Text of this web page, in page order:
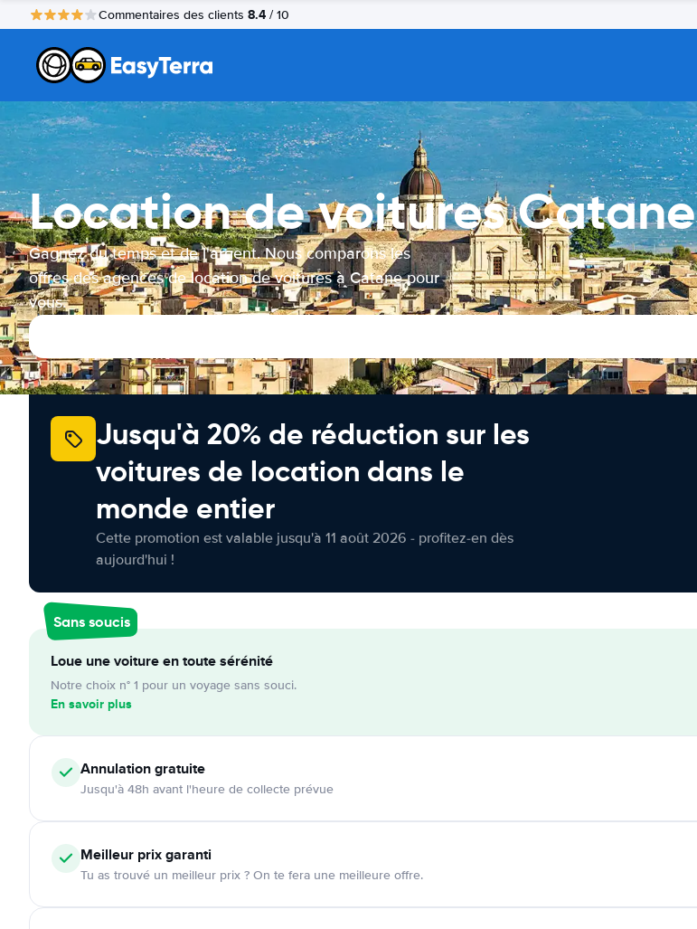
Commentaires des clients 8.4 / 10
Location de voitures Catane
Gagnez du temps et de l'argent. Nous comparons les
offres des agences de location de voitures à Catane pour
vous.
Jusqu'à 20% de réduction sur les
voitures de location dans le
monde entier
Cette promotion est valable jusqu'à 11 août 2026 - profitez-en dès
aujourd'hui !
Sans soucis
Loue une voiture en toute sérénité
Notre choix n° 1 pour un voyage sans souci.
En savoir plus
Annulationgratuite
Jusqu'à 48h avant l'heure de collecte prévue
Meilleur prix garanti
Tu as trouvé un meilleur prix ? On te fera une meilleure offre.